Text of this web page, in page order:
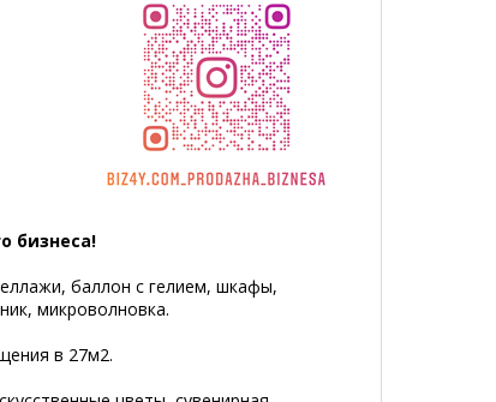
бизнеса!
баллон с гелием, шкафы,
микроволновка.
в 27м2.